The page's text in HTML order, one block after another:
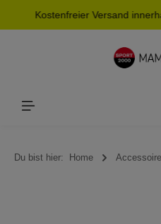
springen
Kostenfreier Versand
Du bist hier: Home